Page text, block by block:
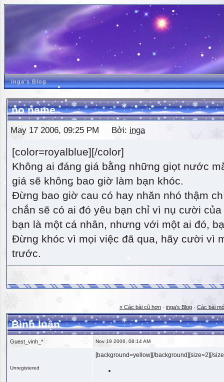
inga's Blog
no name
May 17 2006, 09:25 PM Bởi: inga
[color=royalblue][/color]
Không ai đáng giá bằng những giọt nước
giá sẽ không bao giờ làm bạn khóc.
Đừng bao giờ cau có hay nhăn nhó thậm
chắn sẽ có ai đó yêu bạn chỉ vì nụ cười
bạn là một cá nhân, nhưng với một ai đó,
Đừng khóc vì mọi việc đã qua, hãy cười vì
trước.
« Các bài cũ hơn · inga's Blog · Các bài
Bình luận
Guest_vinh_* Nov 19 2006, 08:14 AM
Unregistered
[background=yellow][/background][size=2][/